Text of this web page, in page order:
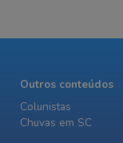
Outros conteúdos
Colunistas
Chuvas em SC